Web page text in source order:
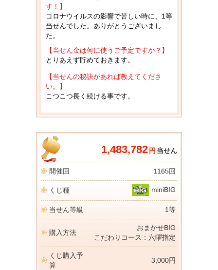
す！】
コロナウイルスの影響で苦しい時に、1等
当せんでした。ありがとうございまし
た。
【当せん金は何に使うご予定ですか？】
とりあえず貯めておきます。
【当せんの秘訣があれば教えてくださ
い。】
こつこつ長く続ける事です。
1,483,782円 当せん
開催回 1165回
くじ種 miniBIG
当せん等級 1等
購入方法
おまかせBIG
こだわりコース：六曜指定
くじ購入予
算
3,000円